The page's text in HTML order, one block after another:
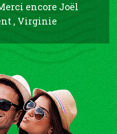
encore Joël
, Virginie